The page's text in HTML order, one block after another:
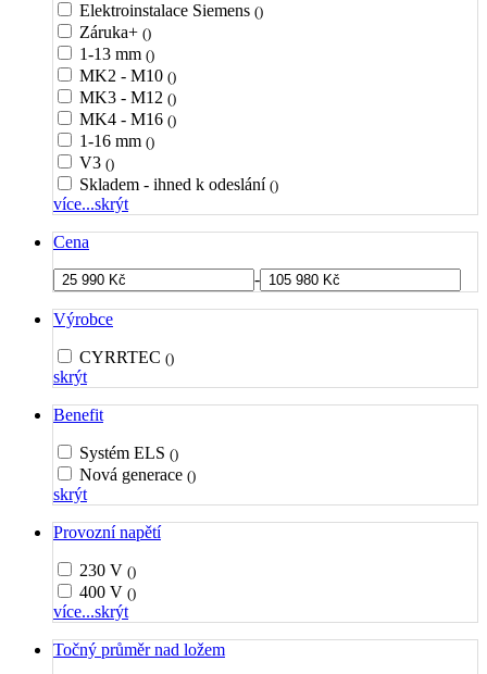
Elektroinstalace Siemens ()
Záruka+ ()
1-13 mm ()
MK2 - M10 ()
MK3 - M12 ()
MK4 - M16 ()
1-16 mm ()
V3 ()
Skladem - ihned k odeslání ()
více...skrýt
Cena
-
Výrobce
CYRRTEC ()
skrýt
Benefit
Systém ELS ()
Nová generace ()
skrýt
Provozní napětí
230 V ()
400 V ()
více...skrýt
Točný průměr nad ložem